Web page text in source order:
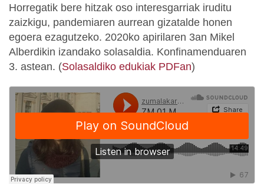
Horregatik bere hitzak oso interesgarriak iruditu
zaizkigu, pandemiaren aurrean gizatalde honen
egoera ezagutzeko. 2020ko apirilaren 3an Mikel
Alberdikin izandako solasaldia. Konfinamenduaren
3. astean. (Solasaldiko edukiak PDFan)